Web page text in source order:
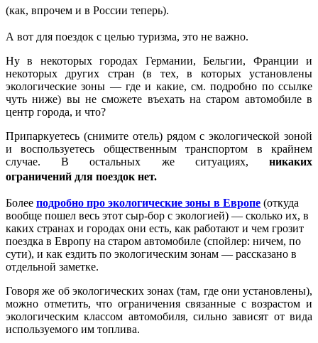
(как, впрочем и в России теперь).
А вот для поездок с целью туризма, это не важно.
Ну в некоторых городах Германии, Бельгии, Франции и
некоторых других стран (в тех, в которых установлены
экологические зоны — где и какие, см. подробно по ссылке
чуть ниже) вы не сможете въехать на старом автомобиле в
центр города, и что?
Припаркуетесь (снимите отель) рядом с экологической зоной
и воспользуетесь общественным транспортом в крайнем
случае. В остальных же ситуациях, никаких
ограничений для поездок нет.
Более подробно про экологические зоны в Европе (откуда
вообще пошел весь этот сыр-бор с экологией) — сколько их, в
каких странах и городах они есть, как работают и чем грозит
поездка в Европу на старом автомобиле (спойлер: ничем, по
сути), и как ездить по экологическим зонам — рассказано в
отдельной заметке.
Говоря же об экологических зонах (там, где они установлены),
можно отметить, что ограничения связанные с возрастом и
экологическим классом автомобиля, сильно зависят от вида
используемого им топлива.